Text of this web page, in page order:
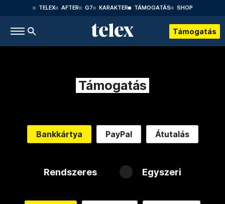
TELEX AFTER G7 KARAKTER TÁMOGATÁS SHOP
Támogatás
Támogatás
Bankkártya PayPal Átutalás
Rendszeres Egyszeri